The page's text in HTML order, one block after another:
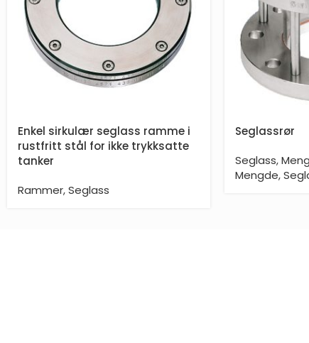
Enkel sirkulær seglass ramme i
rustfritt stål for ikke trykksatte
tanker
Rammer,Seglass
Seglassrør
Seglass,
Mengde,